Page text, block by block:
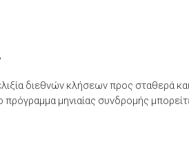
διεθνών κλήσεων προς σταθερά
μηνιαίας συνδρομής